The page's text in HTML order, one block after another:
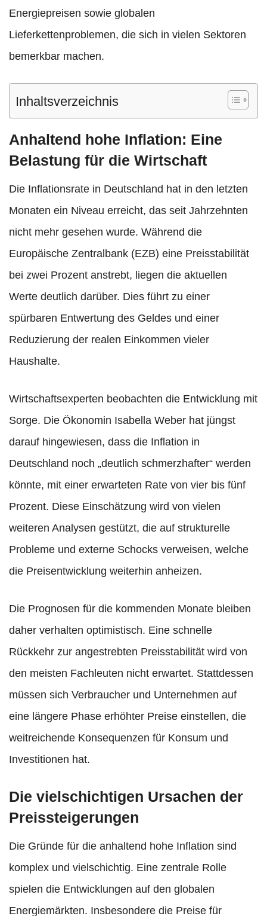
Energiepreisen sowie globalen
Lieferkettenproblemen, die sich in vielen Sektoren
bemerkbar machen.
Inhaltsverzeichnis
Anhaltend hohe Inflation: Eine
Belastung für die Wirtschaft
Die Inflationsrate in Deutschland hat in den letzten
Monaten ein Niveau erreicht, das seit Jahrzehnten
nicht mehr gesehen wurde. Während die
Europäische Zentralbank (EZB) eine Preisstabilität
bei zwei Prozent anstrebt, liegen die aktuellen
Werte deutlich darüber. Dies führt zu einer
spürbaren Entwertung des Geldes und einer
Reduzierung der realen Einkommen vieler
Haushalte.
Wirtschaftsexperten beobachten die Entwicklung mit
Sorge. Die Ökonomin Isabella Weber hat jüngst
darauf hingewiesen, dass die Inflation in
Deutschland noch „deutlich schmerzhafter“ werden
könnte, mit einer erwarteten Rate von vier bis fünf
Prozent. Diese Einschätzung wird von vielen
weiteren Analysen gestützt, die auf strukturelle
Probleme und externe Schocks verweisen, welche
die Preisentwicklung weiterhin anheizen.
Die Prognosen für die kommenden Monate bleiben
daher verhalten optimistisch. Eine schnelle
Rückkehr zur angestrebten Preisstabilität wird von
den meisten Fachleuten nicht erwartet. Stattdessen
müssen sich Verbraucher und Unternehmen auf
eine längere Phase erhöhter Preise einstellen, die
weitreichende Konsequenzen für Konsum und
Investitionen hat.
Die vielschichtigen Ursachen der
Preissteigerungen
Die Gründe für die anhaltend hohe Inflation sind
komplex und vielschichtig. Eine zentrale Rolle
spielen die Entwicklungen auf den globalen
Energiemärkten. Insbesondere die Preise für